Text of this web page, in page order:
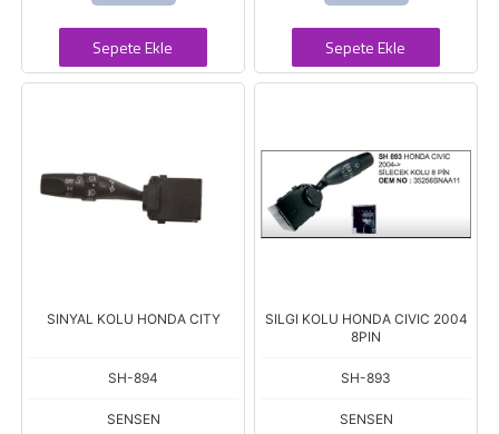
Sepete Ekle Sepete Ekle
SINYAL KOLU HONDA CITY
SH-894
SENSEN
SILGI KOLU HONDA CIVIC 2004
8PIN
SH-893
SENSEN